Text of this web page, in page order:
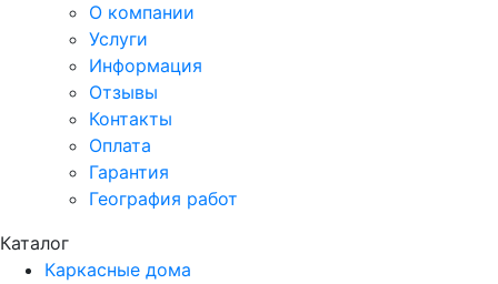
О компании
Услуги
Информация
Отзывы
Контакты
Оплата
Гарантия
География работ
Каталог
Каркасные дома